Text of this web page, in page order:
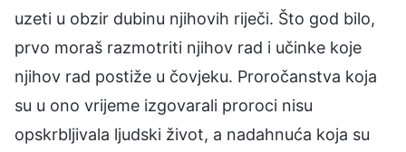
uzeti u obzir dubinu njihovih riječi. Što god bilo,
prvo moraš razmotriti njihov rad i učinke koje
njihov rad postiže u čovjeku. Proročanstva koja
su u ono vrijeme izgovarali proroci nisu
opskrbljivala ljudski život, a nadahnuća koja su